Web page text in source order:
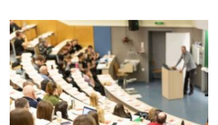
le
racisme
et
l'antisémitisme
Sept
universités
retenues
par
le
Conseil
d’Etat
dans